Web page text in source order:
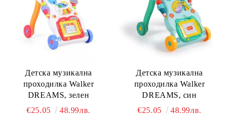
Детска музикална
проходилка Walker
DREAMS, зелен
€25.05
48.99лв.
Детска музикална
проходилка Walker
DREAMS, син
€25.05
48.99лв.